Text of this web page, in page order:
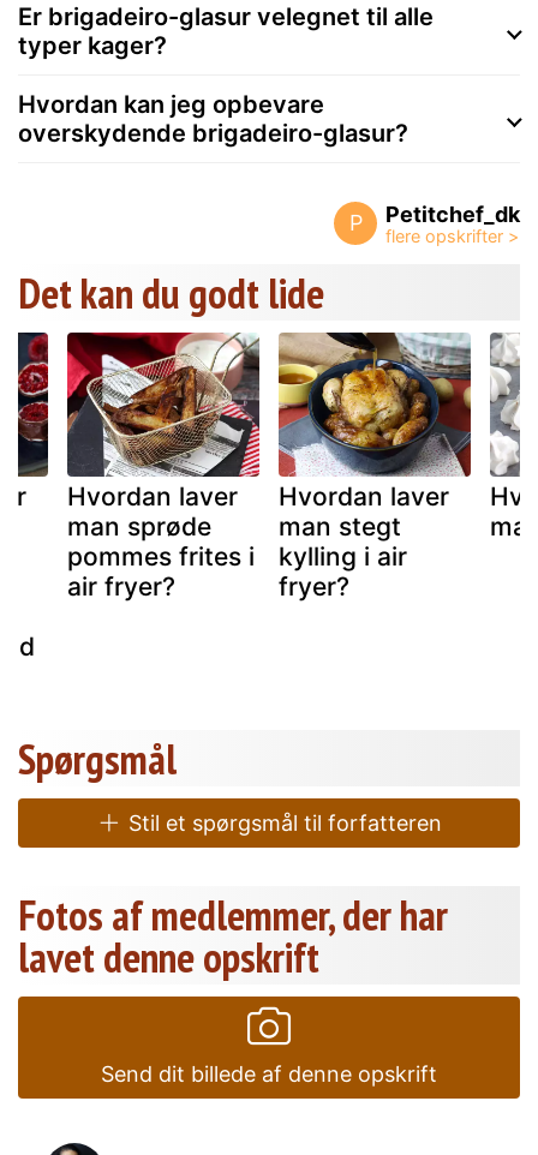
Er brigadeiro-glasur velegnet til alle
typer kager?
Hvordan kan jeg opbevare
overskydende brigadeiro-glasur?
P Petitchef_dk
Det kan du godt lide
Hvordan laver
man sprøde
pommes frites i
air fryer?
Hvordan laver
man stegt
kylling i air
fryer?
Spørgsmål
Stil et spørgsmål til forfatteren
Fotos af medlemmer, der har
lavet denne opskrift
Send dit billede af denne opskrift